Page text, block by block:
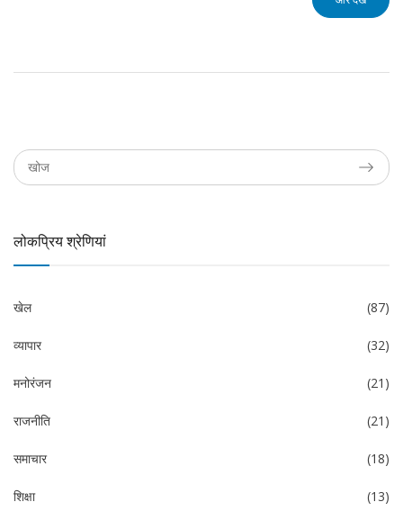
लोकप्रिय श्रेणियां
खेल (87)
व्यापार (32)
मनोरंजन (21)
राजनीति (21)
समाचार (18)
शिक्षा (13)